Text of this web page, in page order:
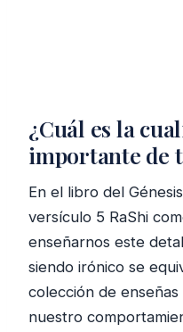
¿Cuál es la
importante de
En el libro del
versículo 5 RaShi
enseñarnos este
siendo irónico se
colección de
nuestro